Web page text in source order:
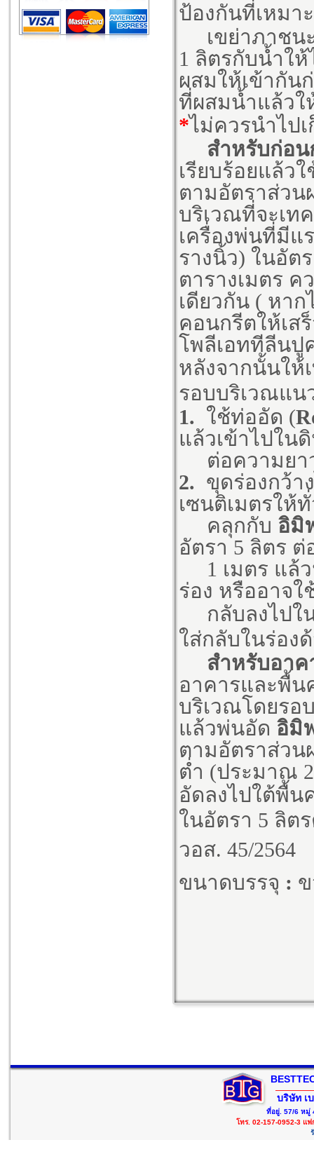
ป้องกันที่เหมา
เขย่าภาช
1 ลิตรกับน้ำให้
ผสมให้เข้ากัน
ที่ผสมน้ำแล้ว
*ไม่ควรนำไป
สำหรับก่อน
เรียบร้อยแล้ว
ตามอัตราส่วน
บริเวณที่จะเท
เครื่องพ่นที่มีแ
รางนิ้ว) ในอัต
ตารางเมตร ค
เดียวกัน ( หา
คอนกรีตให้เส
โพลีเอททีลีนปู
หลังจากนั้นใ
รอบบริเวณแน
1. ใช้ท่ออัด (
แล้วเข้าไปใน
ต่อความยา
2. ขุดร่องกว้า
เซนติเมตรให้
คลุกกับ อิมิ
อัตรา 5 ลิตร
1 เมตร แล้
ร่อง หรืออาจ
กลับลงไป
ใส่กลับในร่อง
สำหรับอาค
อาคารและพื้น
บริเวณโดยรอ
แล้วพ่นอัด อิมิ
ตามอัตราส่วน
ต่ำ (ประมาณ
อัดลงไปใต้พื้น
ในอัตรา 5 ลิต
วอส. 45/2564
ขนาดบรรจุ :
บริษัท เ
ที่อยู่. 57/6 หมู่
โทร. 02-157-0952-3 แ